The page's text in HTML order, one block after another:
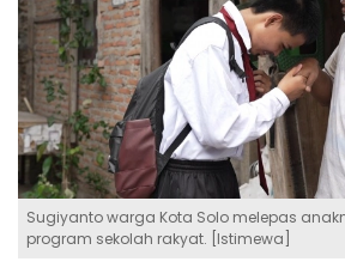
Sugiyanto warga Kota Solo melepas
program sekolah rakyat. [Istimewa]